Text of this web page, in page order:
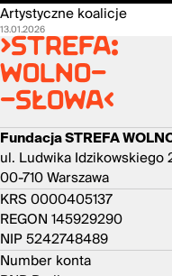
Artystyczne koalicje
13.01.2026
>strefa:
wolno-
-słowa<
Fundacja STREFA
ul. Ludwika Idzikowskiego
00-710 Warszawa
KRS 0000405137
REGON 145929290
NIP 5242748489
Number konta